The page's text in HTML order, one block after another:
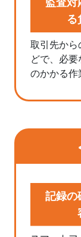
る
取引先か
どで、必
のかかる作
記録の